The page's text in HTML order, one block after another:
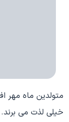
متولدین ماه مهر
خیلی لذت می